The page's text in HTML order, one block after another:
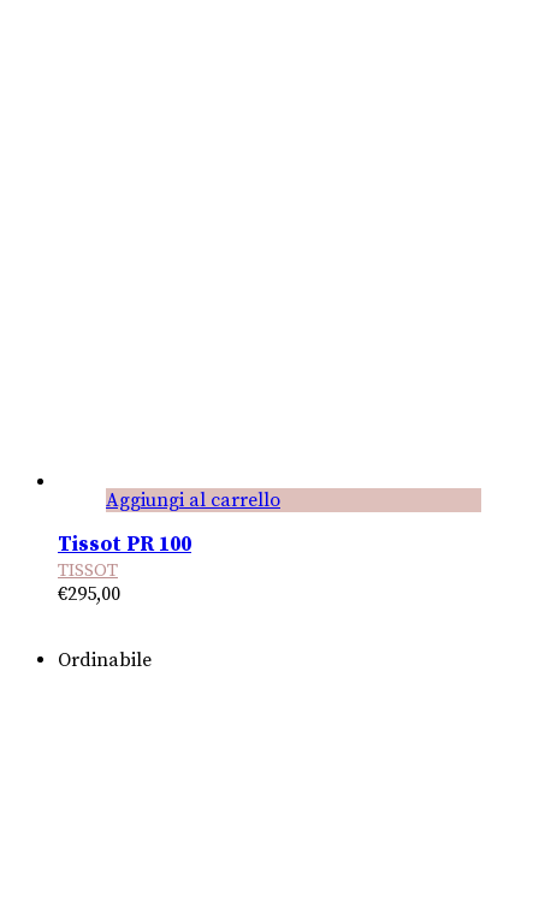
Aggiungi al carrello
Tissot PR 100
TISSOT
€295,00
Ordinabile